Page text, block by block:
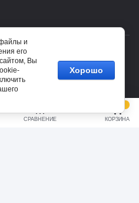
(ИП Водорезов Дмитрий
СРАВНЕНИЕ КОРЗИНА
и
его
Вы
Хорошо